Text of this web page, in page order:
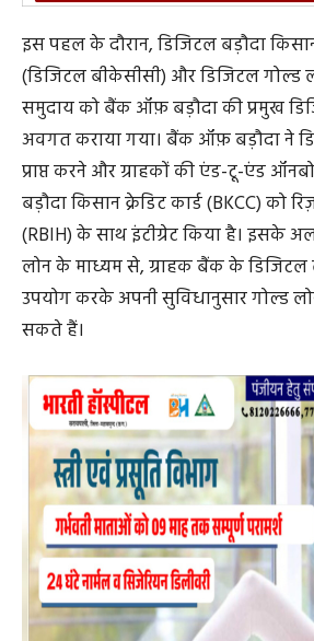
इस अवसर पर बैंक ऑफ बड़ौदा, रायपुर
दिवाकर प्रसाद सिंहने कहा, बड़ौदा
के माध्यम से बैंक ऑफ़ बड़ौदा भारत के
की रीढ़ हैं के साथ कंधे से कंधा मिलाकर
को तकनीक उन्मुख बनाना है, ताकि
फायनांस प्राप्त करने और आत्मविश्वास के
बनाया जा सके। बड़ौदा किसान पखवाड़ा
की बैंक ऑफ़ बड़ौदा की गहरी प्रतिबद्धता
इस वर्ष की थीम, ‘आत्मनिर्भरता की
डिजिटल बैंकिंग और प्रमुख सरकारी